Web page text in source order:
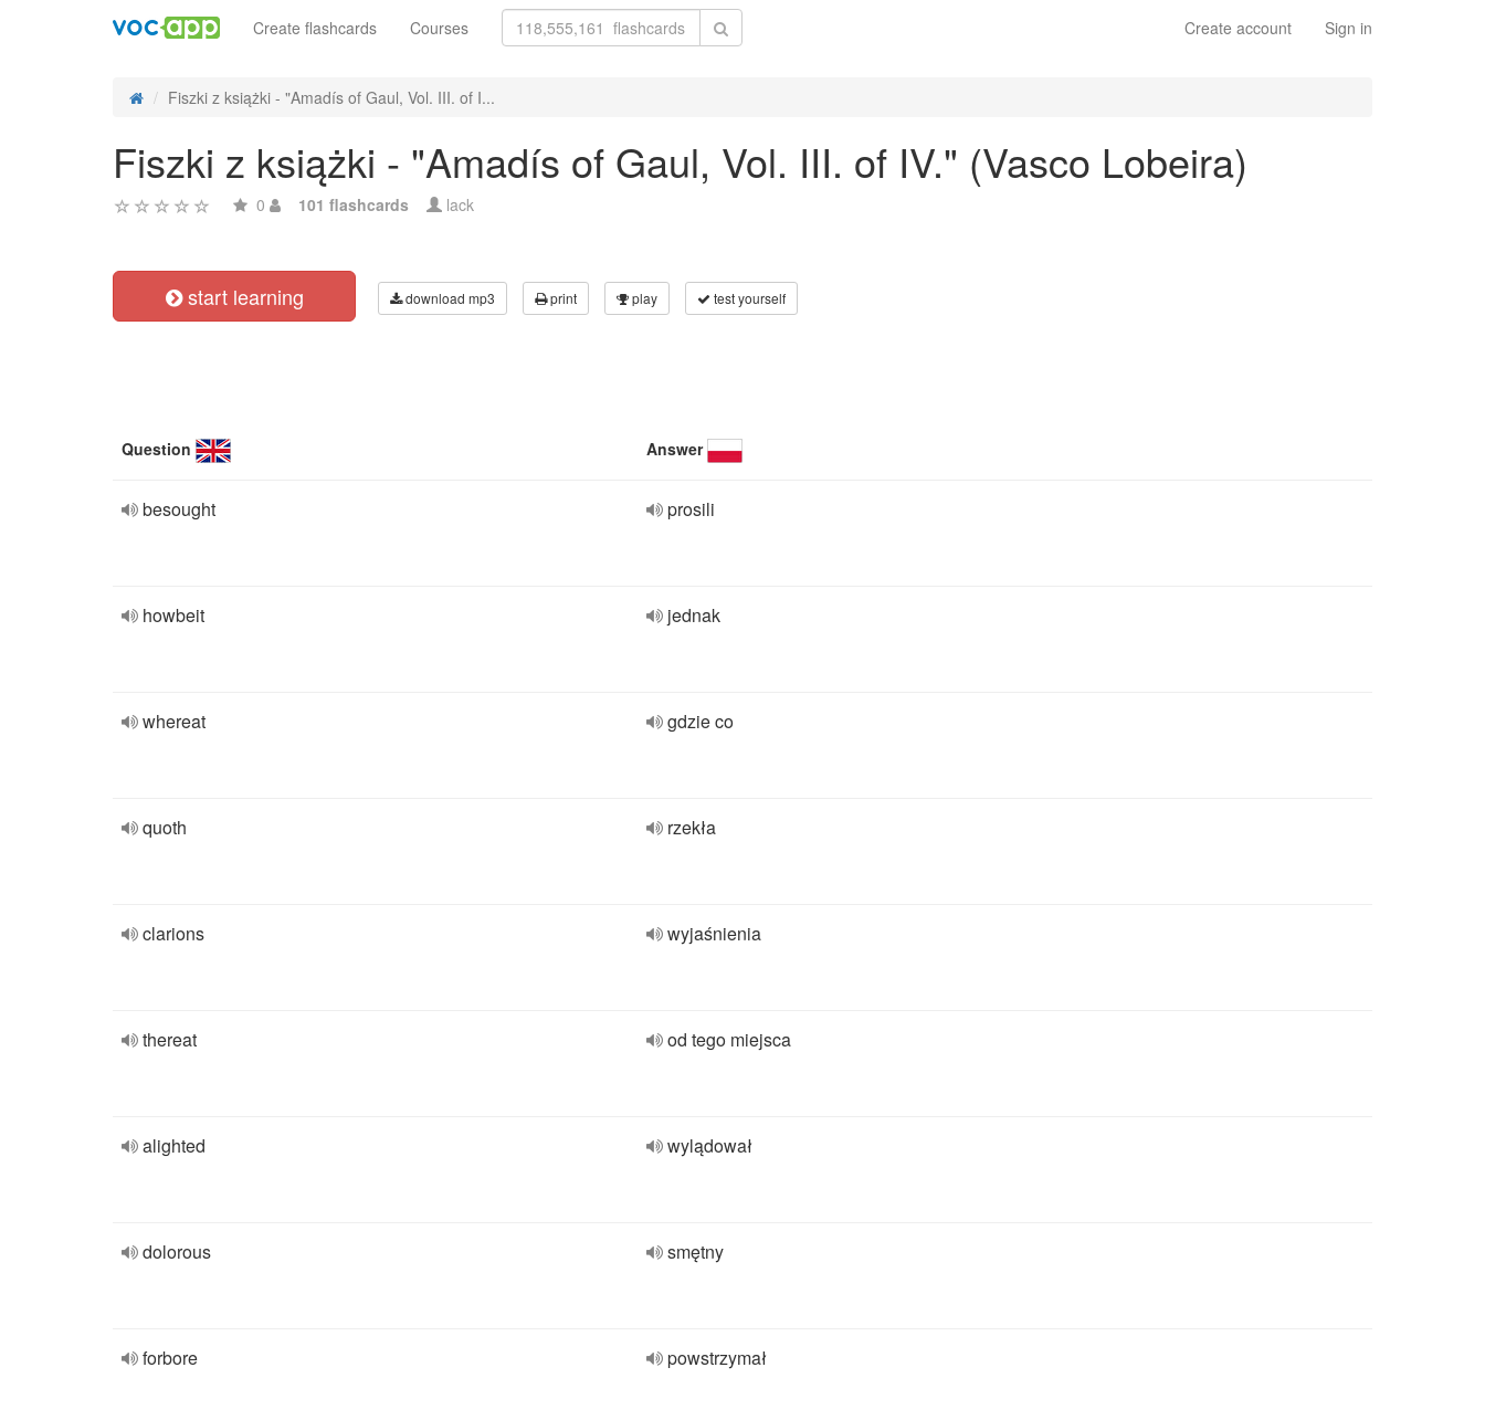
Create account Sign in
Create flashcards Courses
Fiszki z książki - "Amadís of Gaul, Vol. III. of I...
Fiszki z książki - "Amadís of Gaul, Vol. III. of IV." (Vasco Lobeira)
0 101 flashcards lack
start learning download mp3 print play test yourself
Question Answer
besought prosili
howbeit jednak
whereat gdzie co
quoth rzekła
clarions wyjaśnienia
thereat od tego miejsca
alighted wylądował
dolorous smętny
forbore powstrzymał